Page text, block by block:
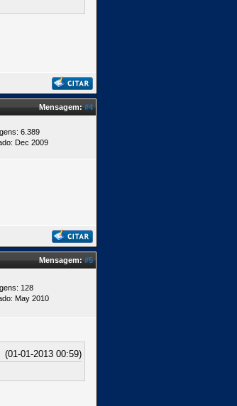
Mensagem:#4
6.389
Dec 2009
Mensagem:#5
128
May 2010
(01-01-2013 00:59)